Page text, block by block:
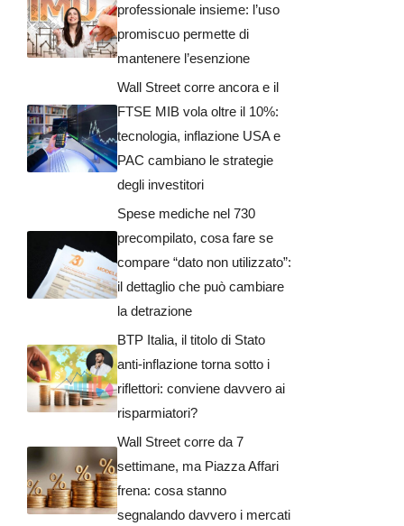
professionale insieme: l’uso
promiscuo permette di
mantenere l’esenzione
Wall Street corre ancora e il
FTSE MIB vola oltre il 10%:
tecnologia, inflazione USA e
PAC cambiano le strategie
degli investitori
Spese mediche nel 730
precompilato, cosa fare se
compare “dato non utilizzato”:
il dettaglio che può cambiare
la detrazione
BTP Italia, il titolo di Stato
anti-inflazione torna sotto i
riflettori: conviene davvero ai
risparmiatori?
Wall Street corre da 7
settimane, ma Piazza Affari
frena: cosa stanno
segnalando davvero i mercati